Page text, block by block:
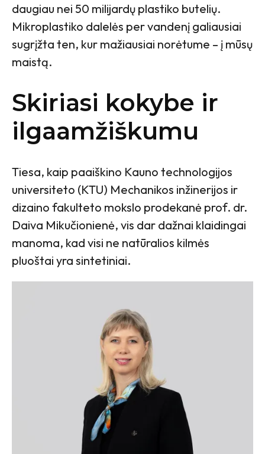
daugiau nei 50 milijardų plastiko butelių.
Mikroplastiko dalelės per vandenį galiausiai
sugrįžta ten, kur mažiausiai norėtume – į mūsų
maistą.
Skiriasi kokybe ir
ilgaamžiškumu
Tiesa, kaip paaiškino Kauno technologijos
universiteto (KTU) Mechanikos inžinerijos ir
dizaino fakulteto mokslo prodekanė prof. dr.
Daiva Mikučionienė, vis dar dažnai klaidingai
manoma, kad visi ne natūralios kilmės
pluoštai yra sintetiniai.